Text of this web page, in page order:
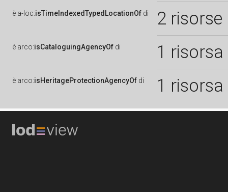
è a-loc:isTimeIndexedTypedLocationOf di 2 risorse
è arco:isCataloguingAgencyOf di 1 risorsa
è arco:isHeritageProtectionAgencyOf di 1 risorsa